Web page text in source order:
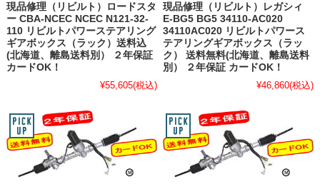
現品修理（リビルト）ロードスタ
ー CBA-NCEC NCEC N121-32-
110 リビルトパワーステアリング
ギアボックス（ラック）送料込
(北海道、離島送料別） ２年保証
カードOK！
¥55,605(税込)
現品修理（リビルト）レガシィ
E-BG5 BG5 34110-AC020
34110AC020 リビルトパワース
テアリングギアボックス（ラッ
ク） 送料無料(北海道、離島送料
別） ２年保証 カードOK！
¥46,860(税込)